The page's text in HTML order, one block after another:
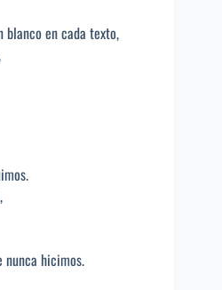
blanco en cada texto,
nunca hicimos.